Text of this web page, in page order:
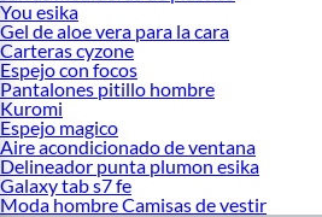
You esika
Gel de aloe vera para la cara
Carteras cyzone
Espejo con focos
Pantalones pitillo hombre
Kuromi
Espejo magico
Aire acondicionado de ventana
Delineador punta plumon esika
Galaxy tab s7 fe
Moda hombre Camisas de vestir